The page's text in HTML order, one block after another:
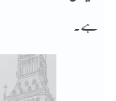
ہے۔